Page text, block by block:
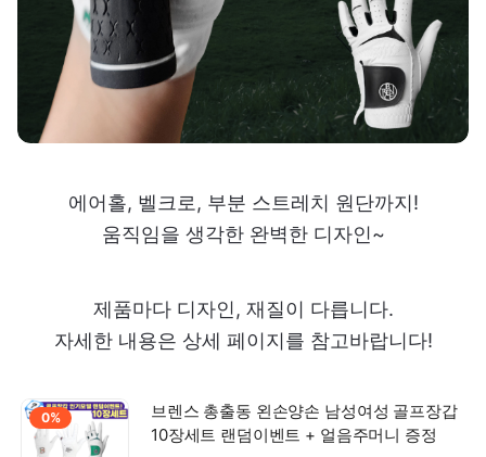
에어홀, 벨크로, 부분 스트레치 원단까지!
움직임을 생각한 완벽한 디자인~
제품마다 디자인, 재질이 다릅니다.
자세한 내용은 상세 페이지를 참고바랍니다!
0%
브렌스 총출동 왼손양손 남성여성 골프장갑
10장세트 랜덤이벤트 + 얼음주머니 증정